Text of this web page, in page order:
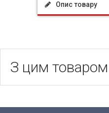
Опис товару
З цим